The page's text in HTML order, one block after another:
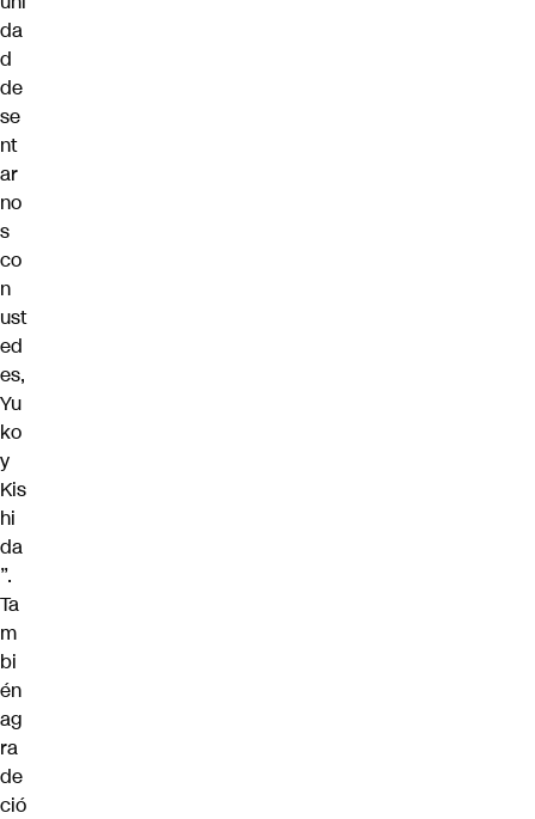
da
d
de
se
nt
ar
no
s
co
n
ust
ed
es,
Yu
ko
y
Kis
hi
da
”.
Ta
m
bi
én
ag
ra
de
ció